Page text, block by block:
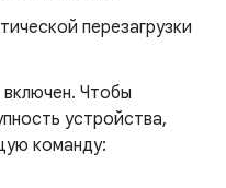
перезагрузки
Чтобы
устройства,
команду: